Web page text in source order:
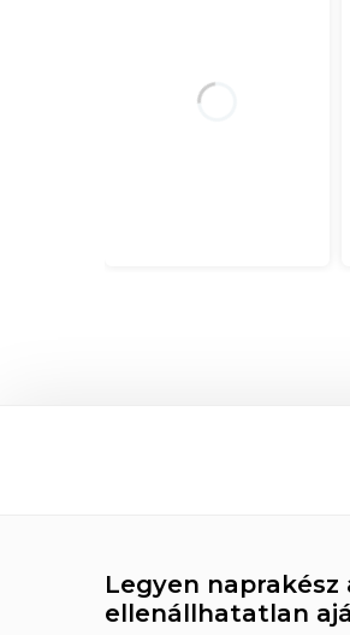
Legyen
ellenállhatatlan